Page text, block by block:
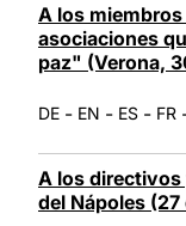
A los
asociaciones
paz" (Verona,
DE - EN - ES - FR
A los
del Nápoles